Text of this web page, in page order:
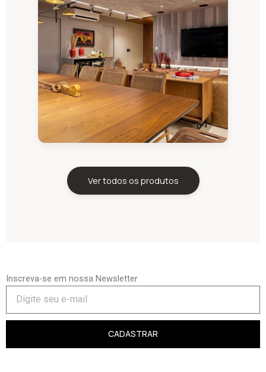
Ver todos os produtos
Inscreva-se em nossa Newsletter
CADASTRAR